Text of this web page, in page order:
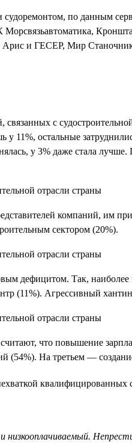
и судоремонтом, по данным
Арис и ГЕСЕР, Мир
с
11%, остальные
у 3% даже стала
компаний, им
сектором (20%).
дефицитом. Так,
(11%). Агрессивный
что повышение
На третьем —
квалифицированных